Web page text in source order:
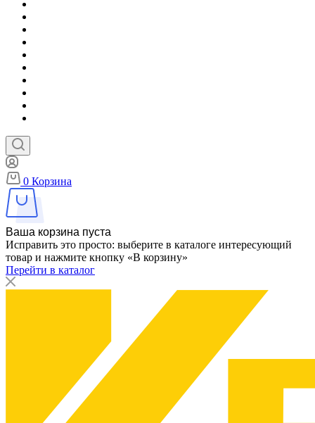
0 Корзина
Ваша корзина пуста
Исправить это просто: выберите в каталоге интересующий
товар и нажмите кнопку «В корзину»
Перейти в каталог